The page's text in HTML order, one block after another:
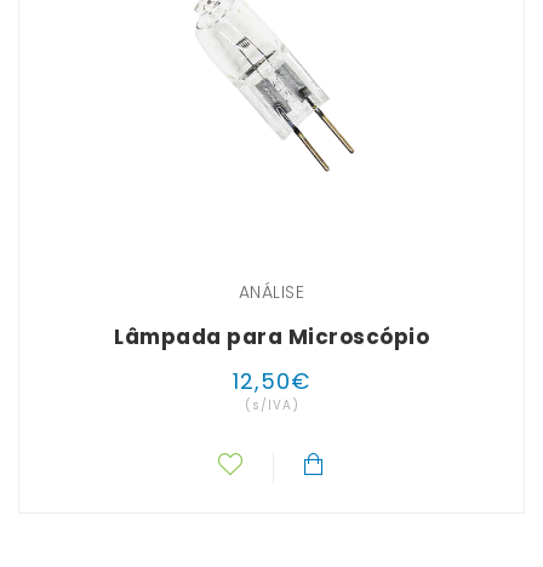
ANÁLISE
Lâmpada para Microscópio
12,50€
(s/IVA)